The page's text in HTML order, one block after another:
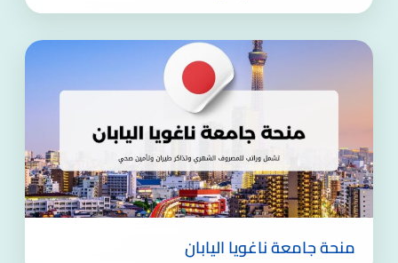
منحة جامعة ناغويا اليابان